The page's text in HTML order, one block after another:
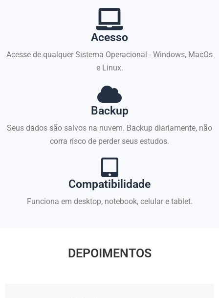
Acesso
Acesse de qualquer Sistema Operacional - Windows, MacOs
e Linux.
Backup
Seus dados são salvos na nuvem. Backup diariamente, não
corra risco de perder seus estudos.
Compatibilidade
Funciona em desktop, notebook, celular e tablet.
DEPOIMENTOS